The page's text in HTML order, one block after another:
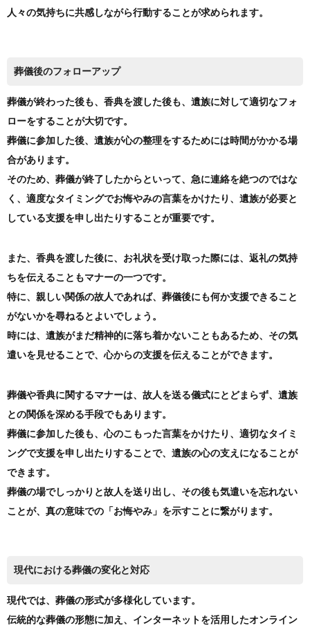
人々の気持ちに共感しながら行動することが求められます。
葬儀後のフォローアップ
葬儀が終わった後も、香典を渡した後も、遺族に対して適切なフォ
ローをすることが大切です。
葬儀に参加した後、遺族が心の整理をするためには時間がかかる場
合があります。
そのため、葬儀が終了したからといって、急に連絡を絶つのではな
く、適度なタイミングでお悔やみの言葉をかけたり、遺族が必要と
している支援を申し出たりすることが重要です。
また、香典を渡した後に、お礼状を受け取った際には、返礼の気持
ちを伝えることもマナーの一つです。
特に、親しい関係の故人であれば、葬儀後にも何か支援できること
がないかを尋ねるとよいでしょう。
時には、遺族がまだ精神的に落ち着かないこともあるため、その気
遣いを見せることで、心からの支援を伝えることができます。
葬儀や香典に関するマナーは、故人を送る儀式にとどまらず、遺族
との関係を深める手段でもあります。
葬儀に参加した後も、心のこもった言葉をかけたり、適切なタイミ
ングで支援を申し出たりすることで、遺族の心の支えになることが
できます。
葬儀の場でしっかりと故人を送り出し、その後も気遣いを忘れない
ことが、真の意味での「お悔やみ」を示すことに繋がります。
現代における葬儀の変化と対応
現代では、葬儀の形式が多様化しています。
伝統的な葬儀の形態に加え、インターネットを活用したオンライン